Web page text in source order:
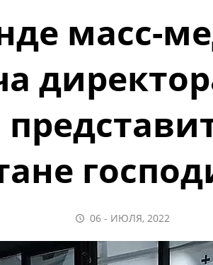
масс-
06 - ИЮЛЯ, 2022